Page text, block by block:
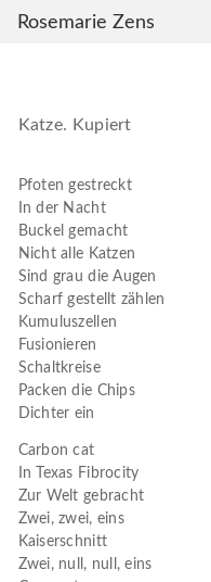
Katze. Kupiert
Pfoten gestreckt
In der Nacht
Buckel gemacht
Nicht alle Katzen
Sind grau die Augen
Scharf gestellt zählen
Kumuluszellen
Fusionieren
Schaltkreise
Packen die Chips
Dichter ein
Carbon cat
In Texas Fibrocity
Zur Welt gebracht
Zwei, zwei, eins
Kaiserschnitt
Zwei, null, null, eins
Rosemarie Zens